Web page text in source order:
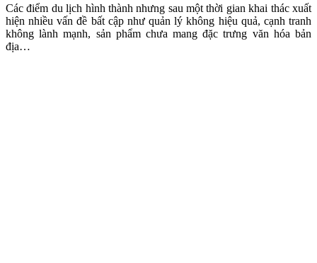
Các điểm du lịch hình thành nhưng sau một thời gian khai thác xuất
hiện nhiều vấn đề bất cập như quản lý không hiệu quả, cạnh tranh
không lành mạnh, sản phẩm chưa mang đặc trưng văn hóa bản
địa…